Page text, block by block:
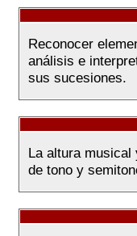
Reconocer
análisis e
sus sucesiones.
La altura
de tono y